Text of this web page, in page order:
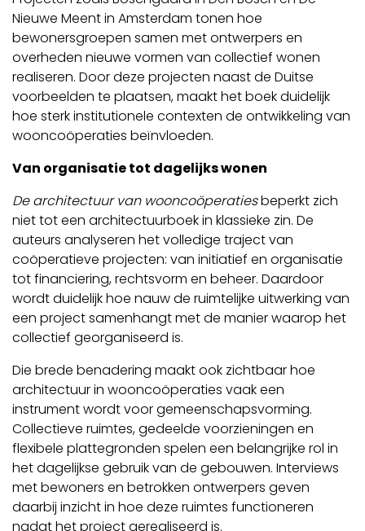
Nieuwe Meent in Amsterdam tonen hoe
bewonersgroepen samen met ontwerpers en
overheden nieuwe vormen van collectief wonen
realiseren. Door deze projecten naast de Duitse
voorbeelden te plaatsen, maakt het boek duidelijk
hoe sterk institutionele contexten de ontwikkeling van
wooncoöperaties beïnvloeden.
Van organisatie tot dagelijks wonen
De architectuur van wooncoöperatiesbeperkt zich
niet tot een architectuurboek in klassieke zin. De
auteurs analyseren het volledige traject van
coöperatieve projecten: van initiatief en organisatie
tot financiering, rechtsvorm en beheer. Daardoor
wordt duidelijk hoe nauw de ruimtelijke uitwerking van
een project samenhangt met de manier waarop het
collectief georganiseerd is.
Die brede benadering maakt ook zichtbaar hoe
architectuur in wooncoöperaties vaak een
instrument wordt voor gemeenschapsvorming.
Collectieve ruimtes, gedeelde voorzieningen en
flexibele plattegronden spelen een belangrijke rol in
het dagelijkse gebruik van de gebouwen. Interviews
met bewoners en betrokken ontwerpers geven
daarbij inzicht in hoe deze ruimtes functioneren
nadat het project gerealiseerd is.